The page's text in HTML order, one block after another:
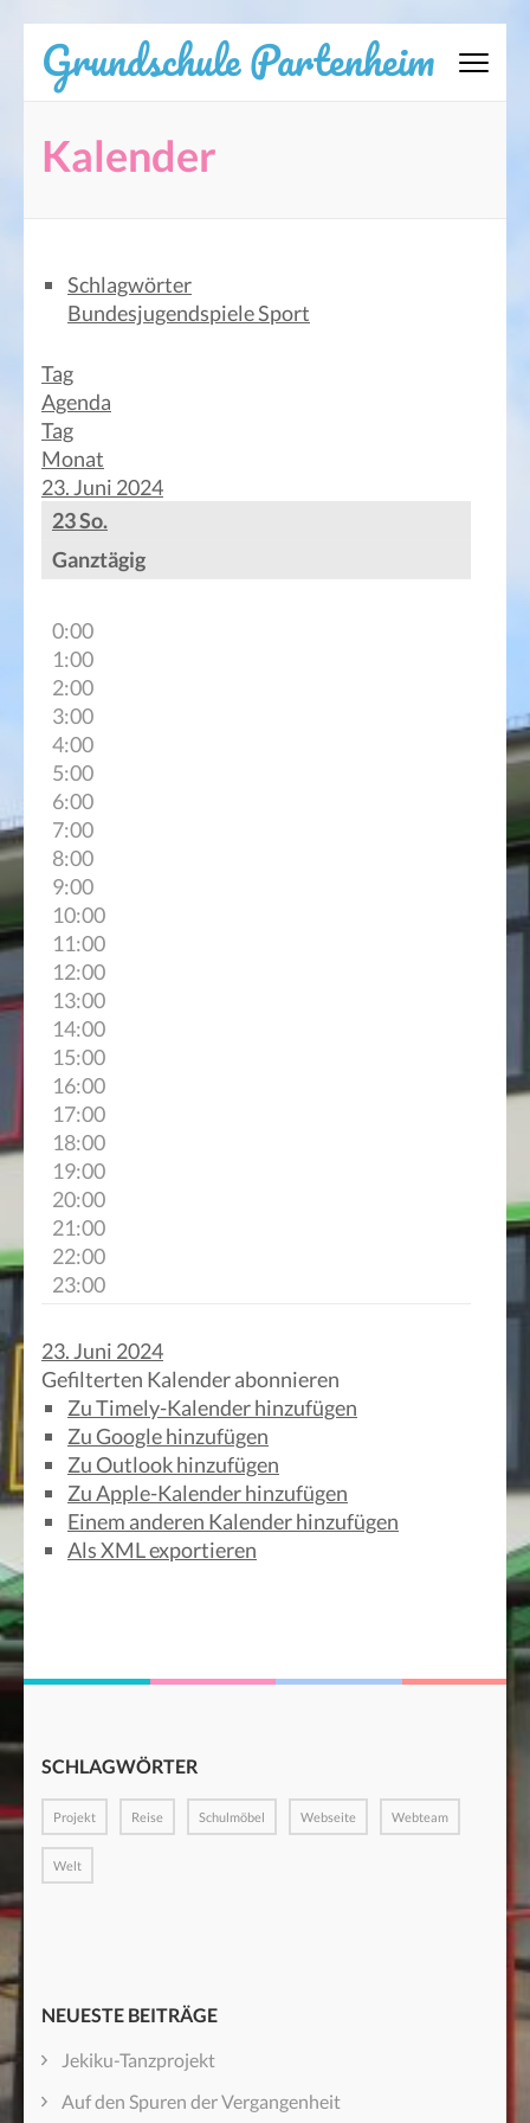
Inhalt
springen
drücken)
Grundschule Partenheim
Kalender
Schlagwörter
BundesjugendspieleSport
Tag
Agenda
Tag
Monat
23. Juni 2024
23So.
Ganztägig
0:00
1:00
2:00
3:00
4:00
5:00
6:00
7:00
8:00
9:00
10:00
11:00
12:00
13:00
14:00
15:00
16:00
17:00
18:00
19:00
20:00
21:00
22:00
23:00
23. Juni 2024
Gefilterten Kalender abonnieren
Zu Timely-Kalender hinzufügen
Zu Google hinzufügen
Zu Outlook hinzufügen
Zu Apple-Kalender hinzufügen
Einem anderen Kalender hinzufügen
Als XML exportieren
SCHLAGWÖRTER
Projekt Reise Schulmöbel Webseite Webteam
Welt
NEUESTE BEITRÄGE
Jekiku-Tanzprojekt
Auf den Spuren der Vergangenheit